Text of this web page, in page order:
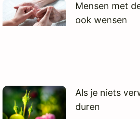
Mensen met
ook wensen
Als je niets
duren